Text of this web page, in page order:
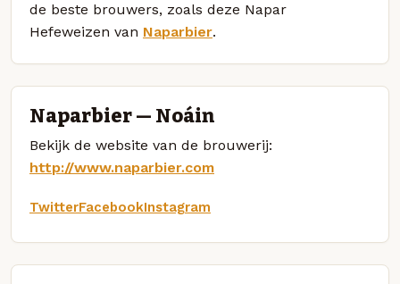
de beste brouwers, zoals deze Napar
Hefeweizen van Naparbier.
Naparbier — Noáin
Bekijk de website van de brouwerij:
http://www.naparbier.com
TwitterFacebookInstagram